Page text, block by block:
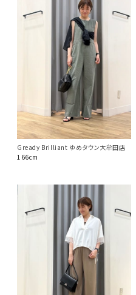
Gready Brilliant ゆめタウン大牟田店
166cm